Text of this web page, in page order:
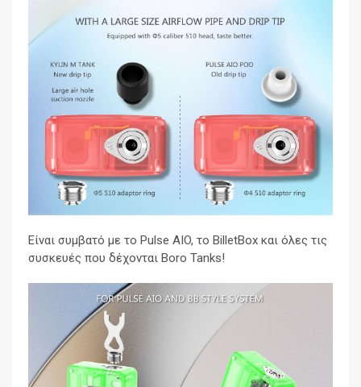
Είναι συμβατό με το Pulse AIO, το BilletBox και όλες τις
συσκευές που δέχονται Boro Tanks!